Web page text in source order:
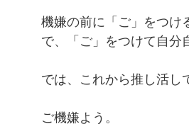
機嫌の前に「ご」をつけ
で、「ご」をつけて自分
では、これから推し活し
ご機嫌よう。